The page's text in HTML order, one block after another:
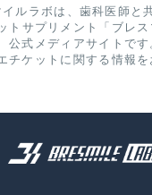
イルラボは、歯科医師と
トサプリメント「ブレ
公式メディアサイトです
チケットに関する情報を